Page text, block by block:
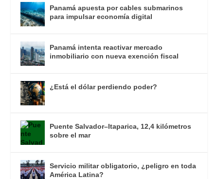
Panamá apuesta por cables submarinos
para impulsar economía digital
Panamá intenta reactivar mercado
inmobiliario con nueva exención fiscal
¿Está el dólar perdiendo poder?
Puente Salvador–Itaparica, 12,4 kilómetros
sobre el mar
Servicio militar obligatorio, ¿peligro en toda
América Latina?